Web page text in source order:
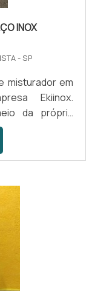
INOX
- SP
misturador em
Ekiinox.
da própria
a líder da
é mais
misturador em
os resultados
um ótimo